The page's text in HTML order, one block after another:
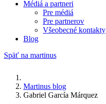
Médiá a partneri
Pre médiá
Pre partnerov
Všeobecné kontakty
Blog
Späť na martinus
Martinus blog
Gabriel García Márquez